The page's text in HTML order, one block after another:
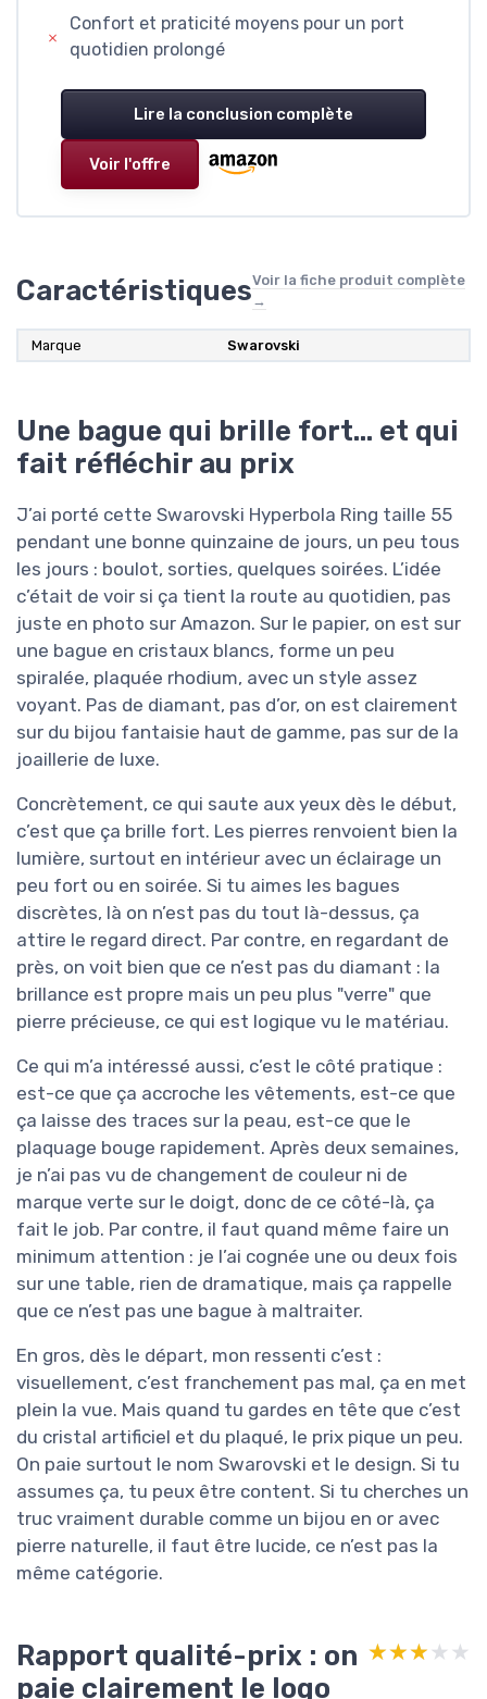
Confort et praticité moyens pour un port
quotidien prolongé
Lire la conclusion complète
Voir l'offre
CaractéristiquesVoir la fiche produit complète
→
Marque Swarovski
Une bague qui brille fort… et qui
fait réfléchir au prix
J’ai porté cette Swarovski Hyperbola Ring taille 55
pendant une bonne quinzaine de jours, un peu tous
les jours : boulot, sorties, quelques soirées. L’idée
c’était de voir si ça tient la route au quotidien, pas
juste en photo sur Amazon. Sur le papier, on est sur
une bague en cristaux blancs, forme un peu
spiralée, plaquée rhodium, avec un style assez
voyant. Pas de diamant, pas d’or, on est clairement
sur du bijou fantaisie haut de gamme, pas sur de la
joaillerie de luxe.
Concrètement, ce qui saute aux yeux dès le début,
c’est que ça brille fort. Les pierres renvoient bien la
lumière, surtout en intérieur avec un éclairage un
peu fort ou en soirée. Si tu aimes les bagues
discrètes, là on n’est pas du tout là-dessus, ça
attire le regard direct. Par contre, en regardant de
près, on voit bien que ce n’est pas du diamant : la
brillance est propre mais un peu plus "verre" que
pierre précieuse, ce qui est logique vu le matériau.
Ce qui m’a intéressé aussi, c’est le côté pratique :
est-ce que ça accroche les vêtements, est-ce que
ça laisse des traces sur la peau, est-ce que le
plaquage bouge rapidement. Après deux semaines,
je n’ai pas vu de changement de couleur ni de
marque verte sur le doigt, donc de ce côté-là, ça
fait le job. Par contre, il faut quand même faire un
minimum attention : je l’ai cognée une ou deux fois
sur une table, rien de dramatique, mais ça rappelle
que ce n’est pas une bague à maltraiter.
En gros, dès le départ, mon ressenti c’est :
visuellement, c’est franchement pas mal, ça en met
plein la vue. Mais quand tu gardes en tête que c’est
du cristal artificiel et du plaqué, le prix pique un peu.
On paie surtout le nom Swarovski et le design. Si tu
assumes ça, tu peux être content. Si tu cherches un
truc vraiment durable comme un bijou en or avec
pierre naturelle, il faut être lucide, ce n’est pas la
même catégorie.
Rapport qualité-prix : on
paie clairement le logo
★★★★★
★★★★★